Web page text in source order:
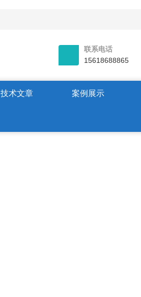
联系电话
15618688865
技术文章 案例展示